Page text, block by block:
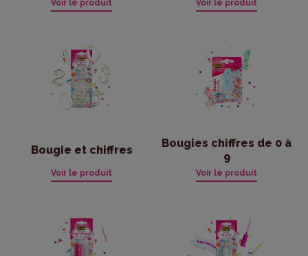
Voir le produit Voir le produit
Bougie et chiffres
Voir le produit
Bougies chiffres de 0 à
9
Voir le produit